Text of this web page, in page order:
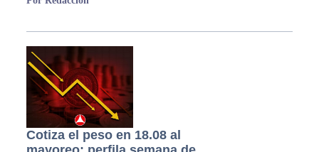
Cotiza el peso en 18.08 al